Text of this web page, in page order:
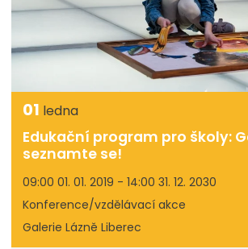
01 ledna
Edukační program pro školy:
seznamte se!
09:00 01. 01. 2019 - 14:00 31. 12. 2030
Konference/vzdělávací akce
Galerie Lázně Liberec